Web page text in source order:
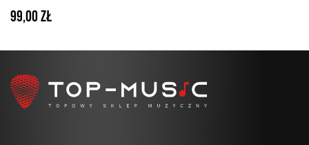
profesjonalistów z
99,00 zł